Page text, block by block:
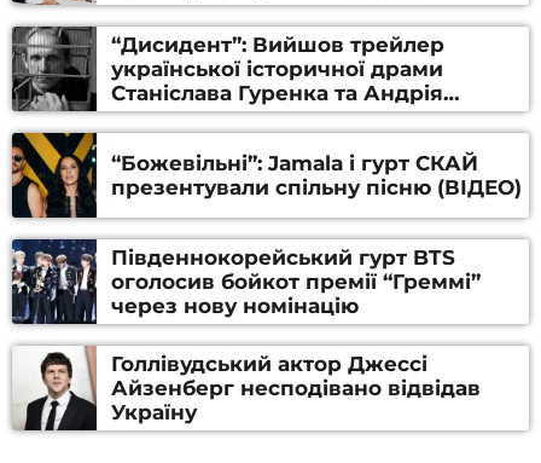
“Дисидент”: Вийшов трейлер
української історичної драми
Станіслава Гуренка та Андрія
Алфьорова (ВІДЕО)
“Божевільні”: Jamala і гурт СКАЙ
презентували спільну пісню (ВІДЕО)
Південнокорейський гурт BTS
оголосив бойкот премії “Греммі”
через нову номінацію
Голлівудський актор Джессі
Айзенберг несподівано відвідав
Україну